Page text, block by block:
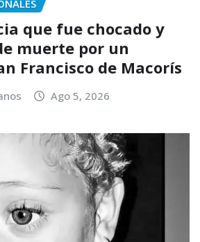
que fue chocado y
muerte por un
Francisco de Macorís
Ago 5, 2026